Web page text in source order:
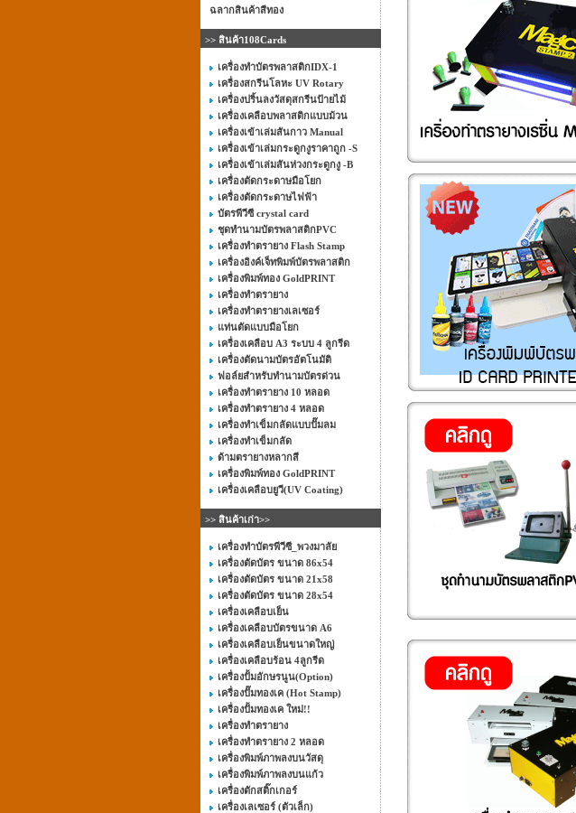
ฉลากสินค้าสีทอง
>> สินค้า108Cards
เครื่องทำบัตรพลาสติกIDX-1
เครื่องสกรีนโลหะ UV Rotary
เครื่องปริ้นลงวัสดุสกรีนป้ายไม้
เครื่องเคลือบพลาสติกแบบม้วน
เครื่องเข้าเล่มสันกาว Manual
เครื่องเข้าเล่มกระดูกงูราคาถูก -S
เครื่องเข้าเล่มสันห่วงกระดูกงู -B
เครื่องตัดกระดาษมือโยก
เครื่องตัดกระดาษไฟฟ้า
บัตรพีวีซี crystal card
ชุดทำนามบัตรพลาสติกPVC
เครื่องทำตรายาง Flash Stamp
เครื่องอิงค์เจ็ทพิมพ์บัตรพลาสติก
เครื่องพิมพ์ทอง GoldPRINT
เครื่องทำตรายาง
เครื่องทำตรายางเลเซอร์
แท่นตัดแบบมือโยก
เครื่องเคลือบ A3 ระบบ 4 ลูกรีด
เครื่องตัดนามบัตรอัตโนมัติ
ฟอล์ยสำหรับทำนามบัตรด่วน
เครื่องทำตรายาง 10 หลอด
เครื่องทำตรายาง 4 หลอด
เครื่องทำเข็มกลัดแบบปั๊มลม
เครื่องทำเข็มกลัด
ด้ามตรายางหลากสี
เครื่องพิมพ์ทอง GoldPRINT
เครื่องเคลือบยูวี(UV Coating)
>> สินค้าเก่า>>
เครื่องทำบัตรพีวีซี_พวงมาลัย
เครื่องตัดบัตร ขนาด 86x54
เครื่องตัดบัตร ขนาด 21x58
เครื่องตัดบัตร ขนาด 28x54
เครื่องเคลือบเย็น
เครื่องเคลือบบัตรขนาด A6
เครื่องเคลือบเย็นขนาดใหญ่
เครื่องเคลือบร้อน 4ลูกรีด
เครื่องปั้มอักษรนูน(Option)
เครื่องปั๊มทองเค (Hot Stamp)
เครื่องปั้มทองเค ใหม่!!
เครื่องทำตรายาง
เครื่องทำตรายาง 2 หลอด
เครื่องพิมพ์ภาพลงบนวัสดุ
เครื่องพิมพ์ภาพลงบนแก้ว
เครื่องตักสติ๊กเกอร์
เครื่องเลเซอร์ (ตัวเล็ก)